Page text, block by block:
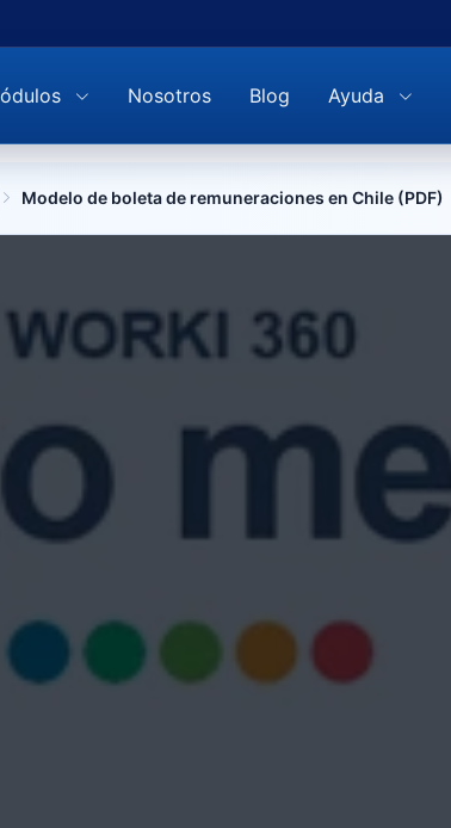
Nosotros Blog Ayuda
Modelo de boleta de remuneraciones en Chile (PDF)